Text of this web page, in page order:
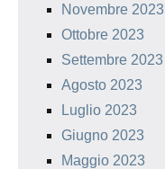
Novembre 2023
Ottobre 2023
Settembre 2023
Agosto 2023
Luglio 2023
Giugno 2023
Maggio 2023